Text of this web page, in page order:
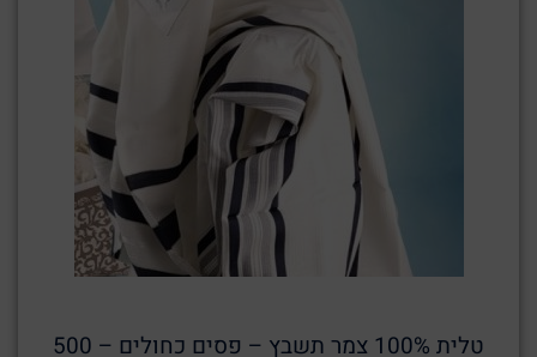
טלית 100% צמר תשבץ – פסים כחולים – 500